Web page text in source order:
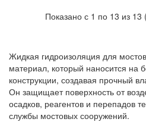
Показано с 1 по 13 из 13
Жидкая гидроизоляция для
материал, который наносится на
конструкции, создавая прочный
Он защищает поверхность от
осадков, реагентов и перепадов
службы мостовых сооружений.